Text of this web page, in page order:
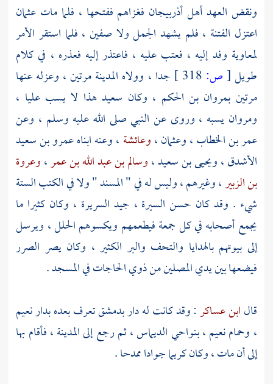
ونقض العهدأهلأذربيجان فغزاهم ففتحها ، فلما مات عثمان
اعتزل الفتنة ، فلم يشهد الجمل ولا صفين ، فلما استقر الأمر
لمعاوية وفد إليه ، فعتب عليه ، فاعتذر إليه فعذره ، في كلام
طويل[ص: جدا ، وولاه المدينةمرتين ، وعزله عنها
مرتين بمروان بن الحكم ، وكان سعيدهذا لا يسبعليا ،
ومروان يسبه ، وروى عن النبي صلى الله عليه وسلم ، وعن
عمر بن الخطاب،وعثمان،وعائشة ، وعنه ابناهعمرو بن سعيد
الأشدق،ويحيى بن سعيد،وسالم بن عبد الله بن عمر،وعروة
بن الزبير، وغيرهم ، وليس له في " المسند " ولا في الكتب الستة
شيء . وقد كان حسن السيرة ، جيد السريرة ، وكان كثيرا ما
يجمع أصحابه في كل جمعة فيطعمهم ويكسوهم الحلل ، ويرسل
إلى بيوتهم بالهدايا والتحف والبر الكثير ، وكان يصر الصرر
فيضعها بين يدي المصلين من ذوي الحاجات في المسجد .
قالابن عساكر: وقد كانت له داربدمشقتعرف بعده بدار نعيم
، وحمام نعيم ، بنواحيالديماس، ثم رجع إلىالمدينة، فأقام بها
إلى أن مات ، وكان كريما جوادا ممدحا .